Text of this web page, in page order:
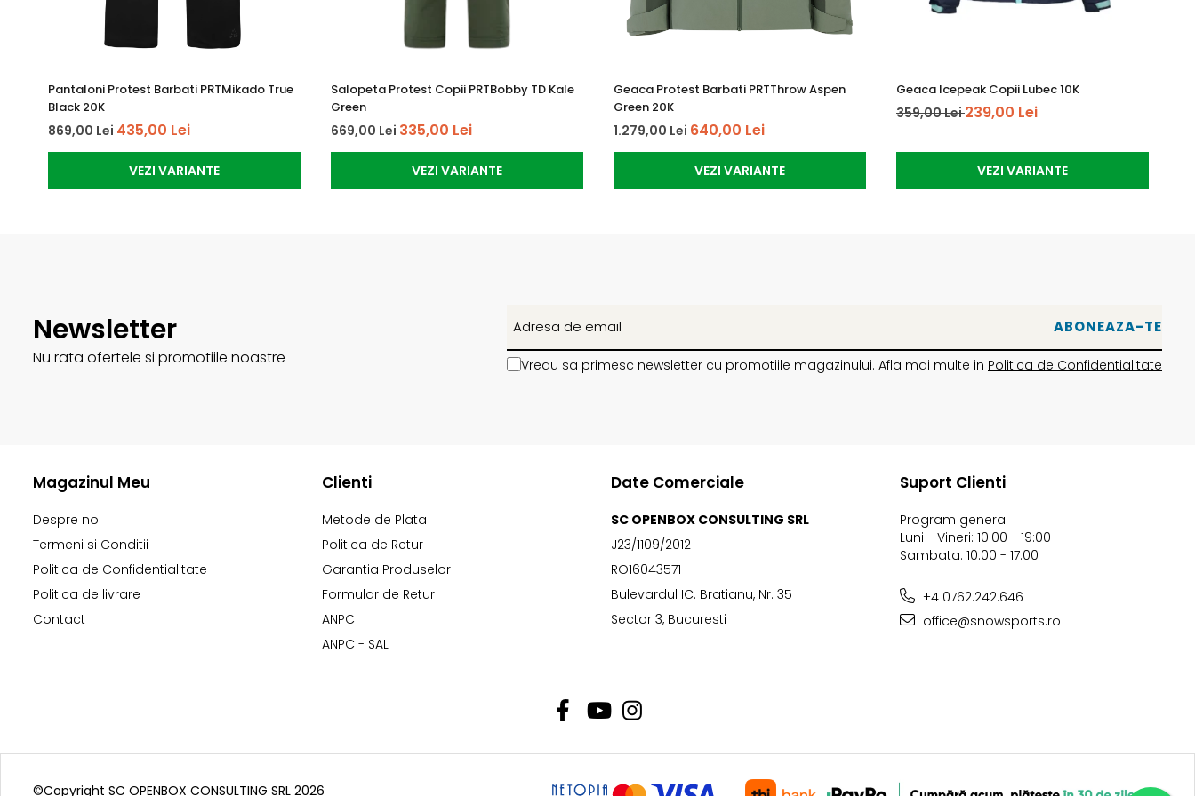
Pantaloni Protest Barbati PRTMikado True
Black 20K
869,00 Lei435,00 Lei
VEZI VARIANTE
Salopeta Protest Copii PRTBobby TD Kale
Green
669,00 Lei335,00 Lei
VEZI VARIANTE
Geaca Protest Barbati PRTThrow Aspen
Green 20K
1.279,00 Lei640,00 Lei
VEZI VARIANTE
Geaca Icepeak Copii Lubec 10K
359,00 Lei239,00 Lei
VEZI VARIANTE
Newsletter
Nu rata ofertele si promotiile noastre Vreau sa primesc newsletter cu promotiile magazinului. Afla mai multe in Politica de Confidentialitate
Magazinul Meu
Despre noi
Termeni si Conditii
Politica de Confidentialitate
Politica de livrare
Contact
Clienti
Metode de Plata
Politica de Retur
Garantia Produselor
Formular de Retur
ANPC
ANPC - SAL
Date Comerciale
SC OPENBOX CONSULTING SRL
J23/1109/2012
RO16043571
Bulevardul IC. Bratianu, Nr. 35
Sector 3, Bucuresti
Suport Clienti
Program general
Luni - Vineri: 10:00 - 19:00
Sambata: 10:00 - 17:00
+4 0762.242.646
office@snowsports.ro
©Copyright SC OPENBOX CONSULTING SRL 2026